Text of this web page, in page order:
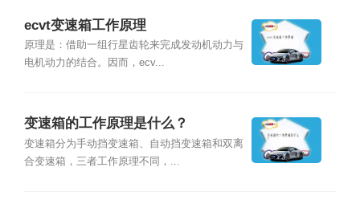
ecvt变速箱工作原理
原理是：借助一组行星齿轮来完成发动机动力与
电机动力的结合。因而，ecv...
变速箱的工作原理是什么？
变速箱分为手动挡变速箱、自动挡变速箱和双离
合变速箱，三者工作原理不同，...